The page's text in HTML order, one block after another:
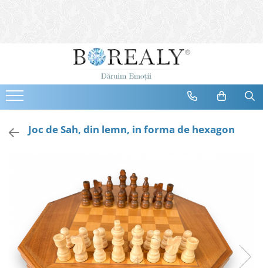
Bijuterii
Cercei
Bratari
Coliere
Bijuterii Femei
Bijuterii Copii
Bijuterii Mirese
Selectii
Joc de Sah, din lemn, in forma de hexagon